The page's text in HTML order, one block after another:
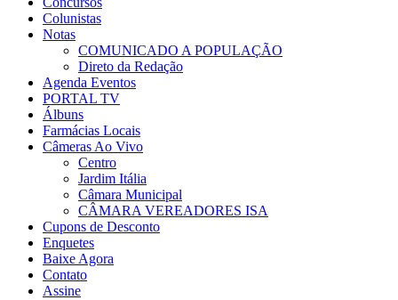
Colunistas
Notas
COMUNICADO A POPULAÇÃO
Direto da Redação
Agenda Eventos
PORTAL TV
Álbuns
Farmácias Locais
Câmeras Ao Vivo
Centro
Jardim Itália
Câmara Municipal
CÂMARA VEREADORES ISA
Cupons de Desconto
Enquetes
Baixe Agora
Contato
Assine